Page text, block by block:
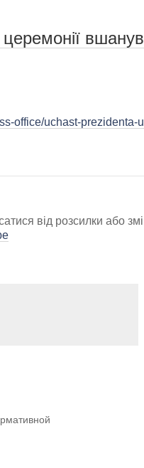
office/uchast-
від розсилки або